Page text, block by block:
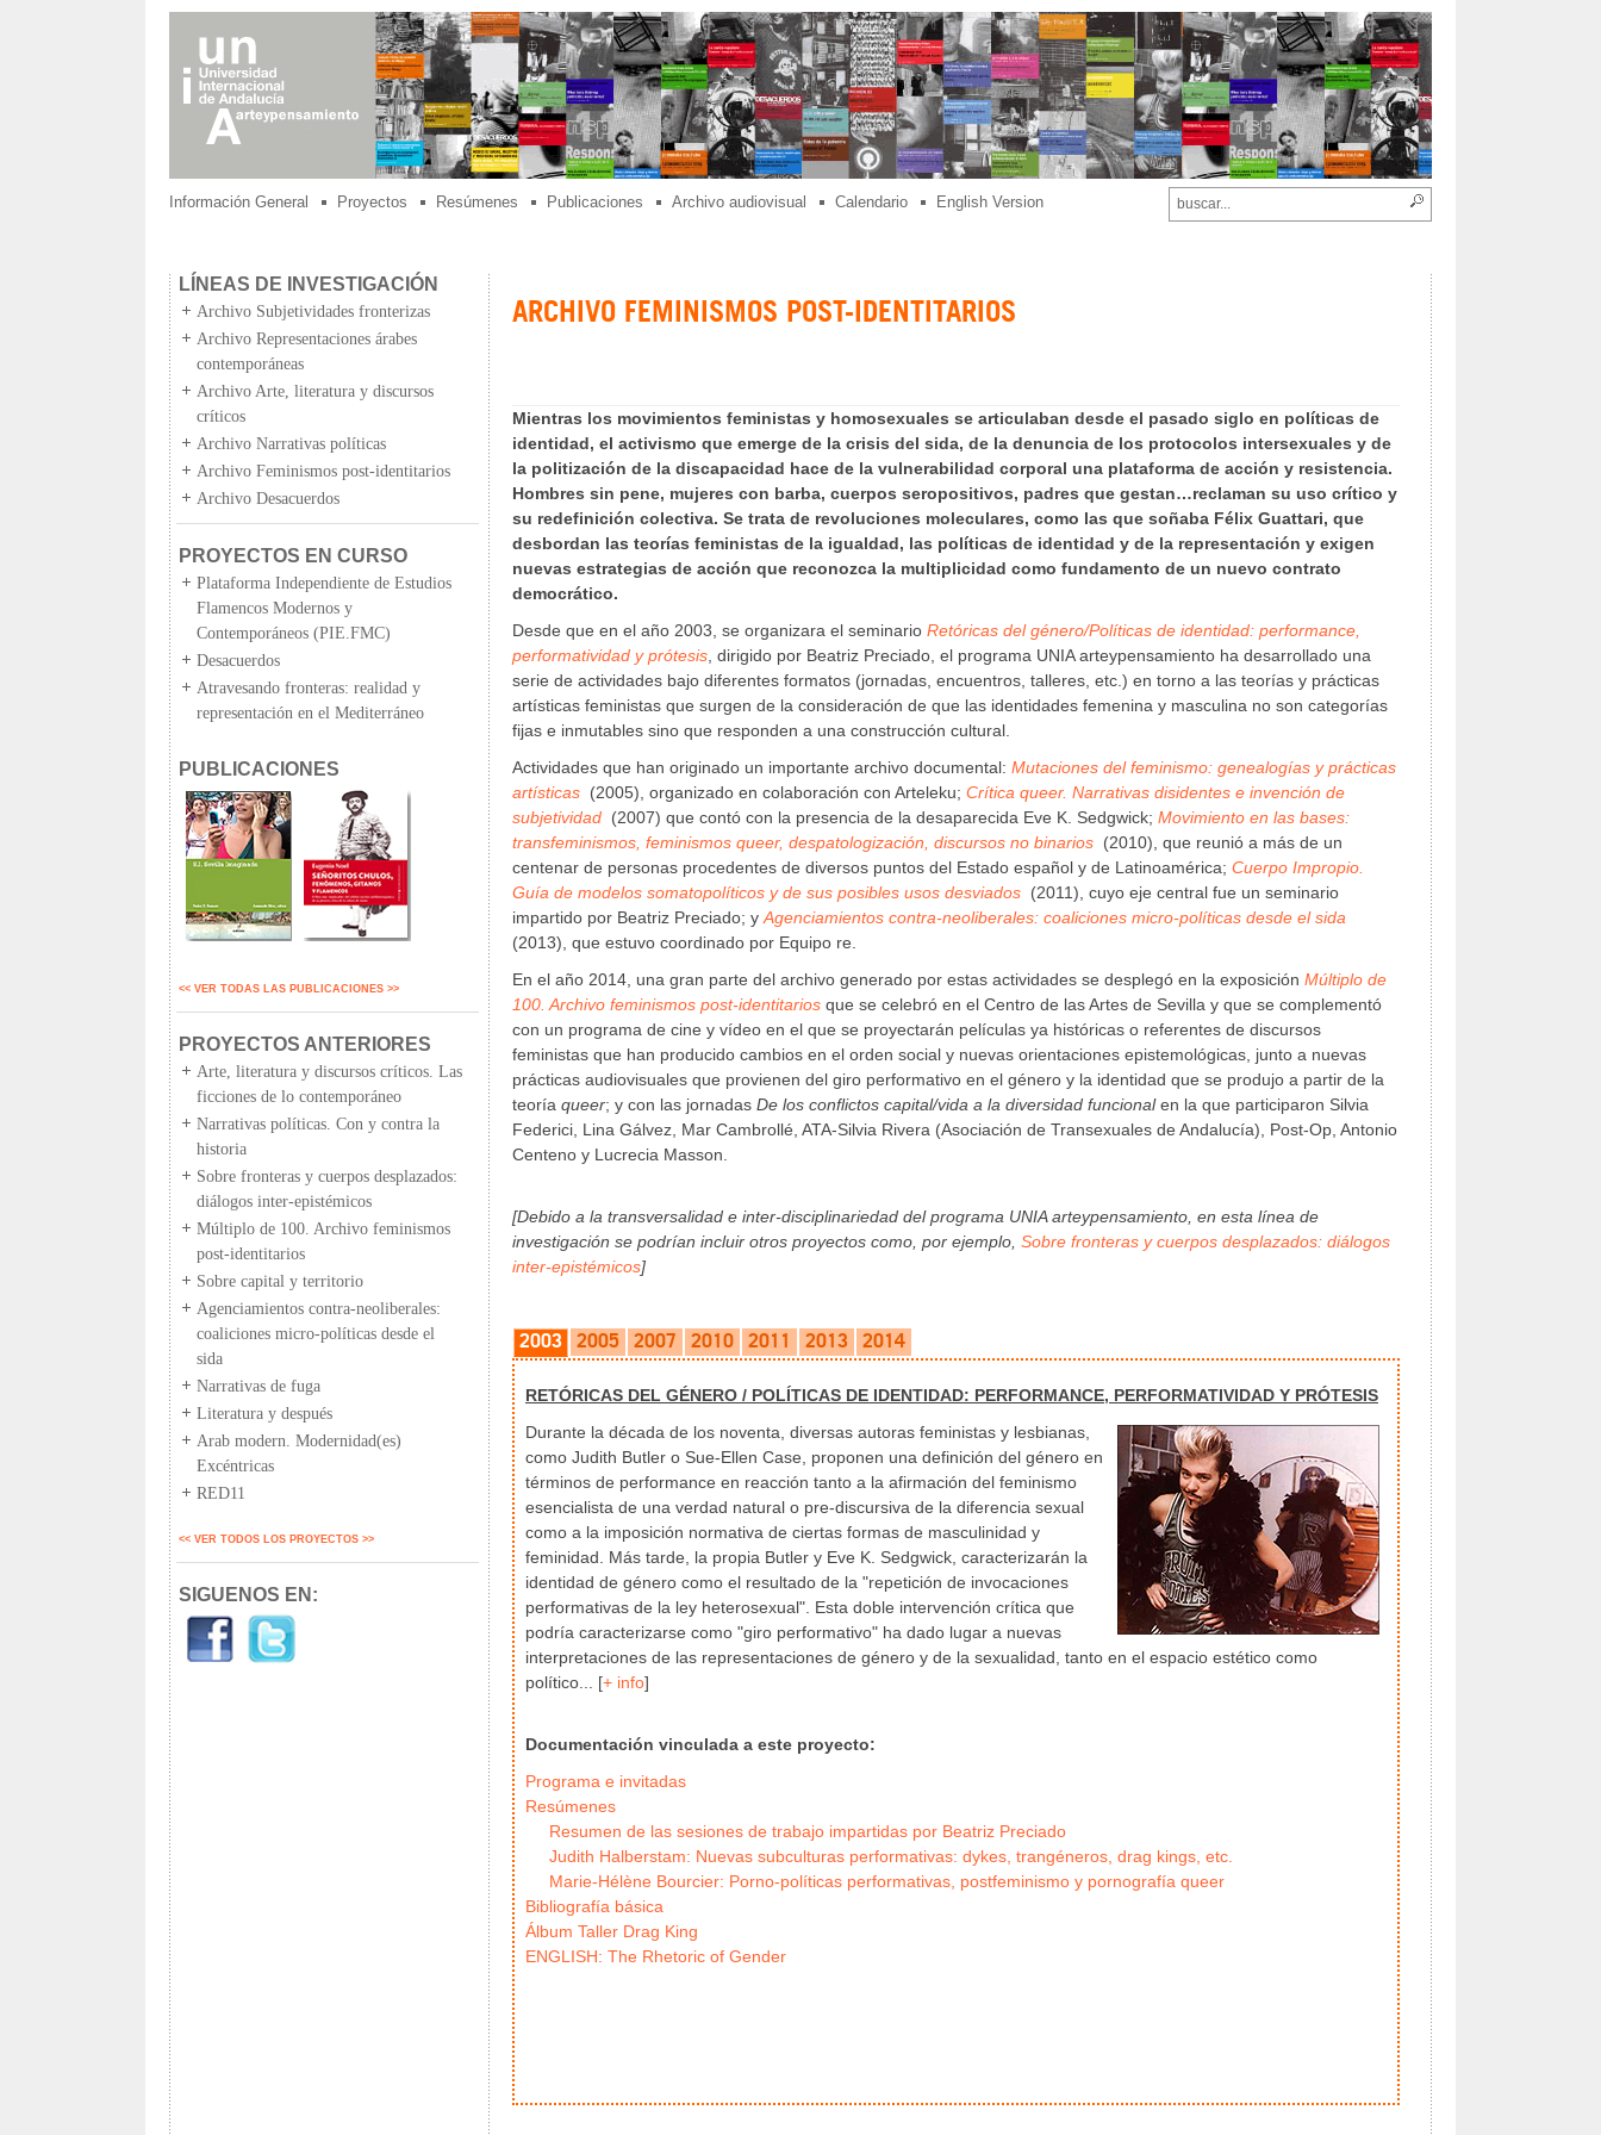
Información General Proyectos Resúmenes Publicaciones Archivo audiovisual Calendario English Version
LÍNEAS DE INVESTIGACIÓN
Archivo Subjetividades fronterizas
Archivo Representaciones árabes
contemporáneas
Archivo Arte, literatura y discursos
críticos
Archivo Narrativas políticas
Archivo Feminismos post-identitarios
Archivo Desacuerdos
PROYECTOS EN CURSO
Plataforma Independiente de Estudios
Flamencos Modernos y
Contemporáneos (PIE.FMC)
Desacuerdos
Atravesando fronteras: realidad y
representación en el Mediterráneo
PUBLICACIONES
<< VER TODAS LAS PUBLICACIONES >>
PROYECTOS ANTERIORES
Arte, literatura y discursos críticos. Las
ficciones de lo contemporáneo
Narrativas políticas. Con y contra la
historia
Sobre fronteras y cuerpos desplazados:
diálogos inter-epistémicos
Múltiplo de 100. Archivo feminismos
post-identitarios
Sobre capital y territorio
Agenciamientos contra-neoliberales:
coaliciones micro-políticas desde el
sida
Narrativas de fuga
Literatura y después
Arab modern. Modernidad(es)
Excéntricas
RED11
<< VER TODOS LOS PROYECTOS >>
SIGUENOS EN:
ARCHIVO FEMINISMOS POST-IDENTITARIOS
Mientras los movimientos feministas y homosexuales se articulaban desde el pasado siglo en políticas de
identidad, el activismo que emerge de la crisis del sida, de la denuncia de los protocolos intersexuales y de
la politización de la discapacidad hace de la vulnerabilidad corporal una plataforma de acción y resistencia.
Hombres sin pene, mujeres con barba, cuerpos seropositivos, padres que gestan…reclaman su uso crítico y
su redefinición colectiva. Se trata de revoluciones moleculares, como las que soñaba Félix Guattari, que
desbordan las teorías feministas de la igualdad, las políticas de identidad y de la representación y exigen
nuevas estrategias de acción que reconozca la multiplicidad como fundamento de un nuevo contrato
democrático.
Desde que en el año 2003, se organizara el seminario Retóricas del género/Políticas de identidad: performance,
performatividad y prótesis , dirigido por Beatriz Preciado, el programa UNIA arteypensamiento ha desarrollado una
serie de actividades bajo diferentes formatos (jornadas, encuentros, talleres, etc.) en torno a las teorías y prácticas
artísticas feministas que surgen de la consideración de que las identidades femenina y masculina no son categorías
fijas e inmutables sino que responden a una construcción cultural.
Actividades que han originado un importante archivo documental: Mutaciones del feminismo: genealogías y prácticas
artísticas (2005), organizado en colaboración con Arteleku; Crítica queer. Narrativas disidentes e invención de
subjetividad (2007) que contó con la presencia de la desaparecida Eve K. Sedgwick; Movimiento en las bases:
transfeminismos, feminismos queer, despatologización, discursos no binarios (2010), que reunió a más de un
centenar de personas procedentes de diversos puntos del Estado español y de Latinoamérica; Cuerpo Impropio.
Guía de modelos somatopolíticos y de sus posibles usos desviados (2011), cuyo eje central fue un seminario
impartido por Beatriz Preciado; y Agenciamientos contra-neoliberales: coaliciones micro-políticas desde el sida
(2013), que estuvo coordinado por Equipo re.
En el año 2014, una gran parte del archivo generado por estas actividades se desplegó en la exposición Múltiplo de
100. Archivo feminismos post-identitarios que se celebró en el Centro de las Artes de Sevilla y que se complementó
con un programa de cine y vídeo en el que se proyectarán películas ya históricas o referentes de discursos
feministas que han producido cambios en el orden social y nuevas orientaciones epistemológicas, junto a nuevas
prácticas audiovisuales que provienen del giro performativo en el género y la identidad que se produjo a partir de la
teoría queer; y con las jornadas De los conflictos capital/vida a la diversidad funcionalen la que participaron Silvia
Federici, Lina Gálvez, Mar Cambrollé, ATA-Silvia Rivera (Asociación de Transexuales de Andalucía), Post-Op, Antonio
Centeno y Lucrecia Masson.
[Debido a la transversalidad e inter-disciplinariedad del programa UNIA arteypensamiento, en esta línea de
investigación se podrían incluir otros proyectos como, por ejemplo, Sobre fronteras y cuerpos desplazados: diálogos
inter-epistémicos]
2003 2005 2007 2010 2011 2013 2014
RETÓRICAS DEL GÉNERO / POLÍTICAS DE IDENTIDAD: PERFORMANCE, PERFORMATIVIDAD Y PRÓTESIS
Durante la década de los noventa, diversas autoras feministas y lesbianas,
como Judith Butler o Sue-Ellen Case, proponen una definición del género en
términos de performance en reacción tanto a la afirmación del feminismo
esencialista de una verdad natural o pre-discursiva de la diferencia sexual
como a la imposición normativa de ciertas formas de masculinidad y
feminidad. Más tarde, la propia Butler y Eve K. Sedgwick, caracterizarán la
identidad de género como el resultado de la "repetición de invocaciones
performativas de la ley heterosexual". Esta doble intervención crítica que
podría caracterizarse como "giro performativo" ha dado lugar a nuevas
interpretaciones de las representaciones de género y de la sexualidad, tanto en el espacio estético como
político... [+ info]
Documentación vinculada a este proyecto:
Programa e invitadas
Resúmenes
Resumen de las sesiones de trabajo impartidas por Beatriz Preciado
Judith Halberstam: Nuevas subculturas performativas: dykes, trangéneros, drag kings, etc.
Marie-Hélène Bourcier: Porno-políticas performativas, postfeminismo y pornografía queer
Bibliografía básica
Álbum Taller Drag King
ENGLISH: The Rhetoric of Gender